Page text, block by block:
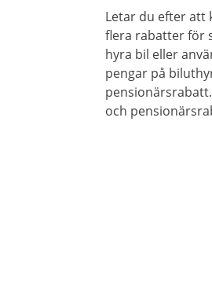
Letar du efter att
flera rabatter för
hyra bil eller
pengar på
och